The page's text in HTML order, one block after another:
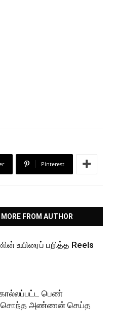
Pinterest
MORE FROM AUTHOR
உயிரைப் பறித்த Reels
பெண்
: சொந்த அண்ணன் செய்த